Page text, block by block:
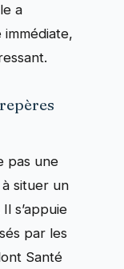
a
immédiate,
pas une
à situer un
s’appuie
par les
Santé